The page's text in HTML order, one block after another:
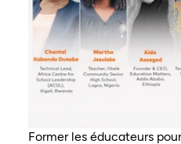
Former les éducateurs